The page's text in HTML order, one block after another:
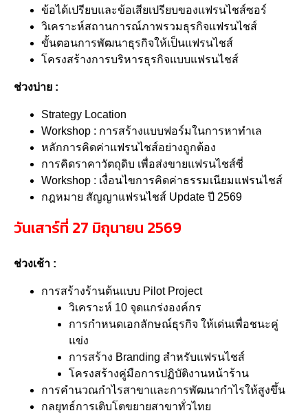
ข้อได้เปรียบและข้อเสียเปรียบของแฟรนไชส์ซอร์
วิเคราะห์สถานการณ์ภาพรวมธุรกิจแฟรนไชส์
ขั้นตอนการพัฒนาธุรกิจให้เป็นแฟรนไชส์
โครงสร้างการบริหารธุรกิจแบบแฟรนไชส์
ช่วงบ่าย :
Strategy Location
Workshop : การสร้างแบบฟอร์มในการหาทำเล
หลักการคิดค่าแฟรนไชส์อย่างถูกต้อง
การคิดราคาวัตถุดิบ เพื่อส่งขายแฟรนไชส์ซี่
Workshop : เงื่อนไขการคิดค่าธรรมเนียมแฟรนไชส์
กฎหมาย สัญญาแฟรนไชส์ Update ปี 2569
วันเสาร์ที่ 27 มิถุนายน 2569
ช่วงเช้า :
การสร้างร้านต้นแบบ Pilot Project
วิเคราะห์ 10 จุดแกร่งองค์กร
การกำหนดเอกลักษณ์ธุรกิจ ให้เด่นเพื่อชนะคู่
แข่ง
การสร้าง Branding สำหรับแฟรนไชส์
โครงสร้างคู่มือการปฏิบัติงานหน้าร้าน
การคำนวณกำไรสาขาและการพัฒนากำไรให้สูงขึ้น
กลยุทธ์การเติบโตขยายสาขาทั่วไทย